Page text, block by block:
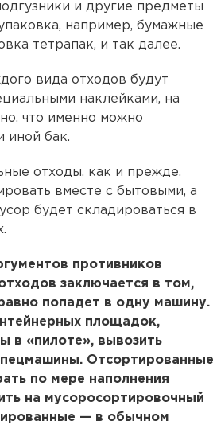
и другие предметы
например, бумажные
тетрапак, и так далее.
вида отходов будут
наклейками, на
что именно можно
иной бак.
отходы, как и прежде,
вместе с бытовыми, а
будет складироваться в
противников
заключается в том,
попадет в одну машину.
площадок,
в «пилоте», вывозить
Отсортированные
по мере наполнения
на мусоросортировочный
— в обычном